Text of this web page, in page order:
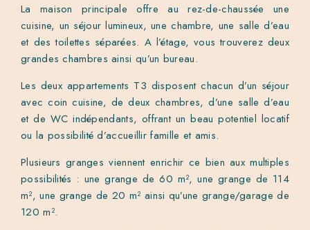
La maison principale offre au rez-de-chaussée une
cuisine, un séjour lumineux, une chambre, une salle d’eau
et des toilettes séparées. A l’étage, vous trouverez deux
grandes chambres ainsi qu’un bureau.
Les deux appartements T3 disposent chacun d’un séjour
avec coin cuisine, de deux chambres, d’une salle d’eau
et de WC indépendants, offrant un beau potentiel locatif
ou la possibilité d’accueillir famille et amis.
Plusieurs granges viennent enrichir ce bien aux multiples
possibilités : une grange de 60 m², une grange de 114
m², une grange de 20 m² ainsi qu’une grange/garage de
120 m².